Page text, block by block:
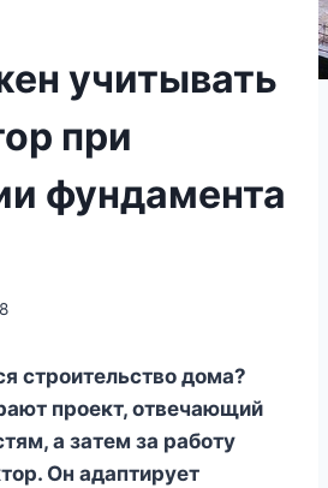
учитывать
при
фундамента
строительство дома?
проект, отвечающий
а затем за работу
Он адаптирует